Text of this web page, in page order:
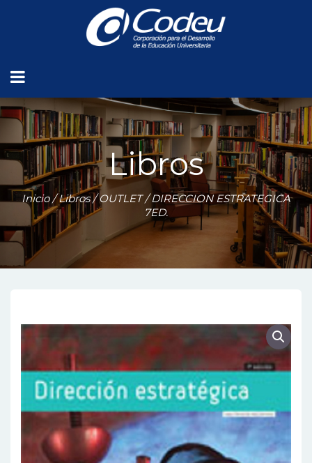
Libros
Inicio/Libros/OUTLET/ DIRECCION ESTRATEGICA
7ED.